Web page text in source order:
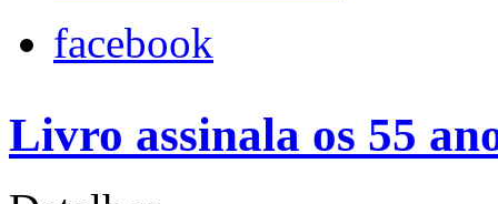
facebook
Livro assinala os 55